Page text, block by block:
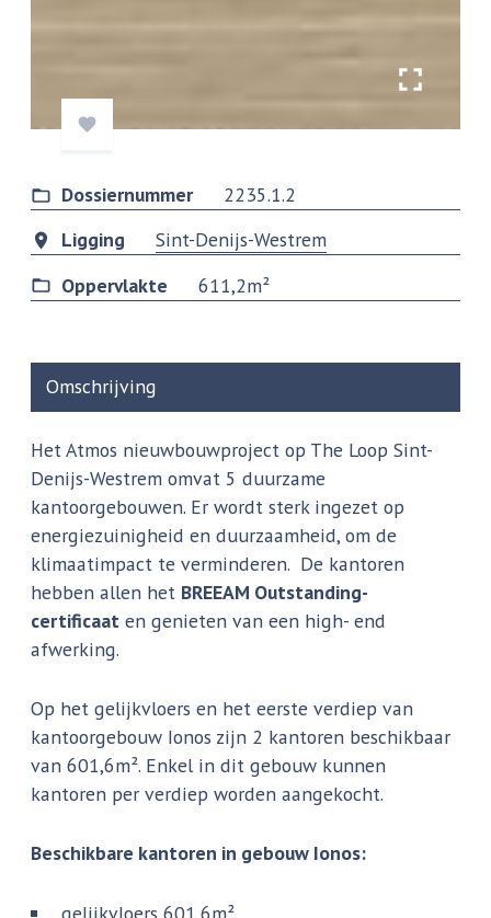
Dossiernummer
2235.1.2
Ligging
Sint-Denijs-Westrem
Oppervlakte
611,2m²
Omschrijving
Het Atmos nieuwbouwproject op The Loop Sint-
Denijs-Westrem omvat 5 duurzame
kantoorgebouwen. Er wordt sterk ingezet op
energiezuinigheid en duurzaamheid, om de
klimaatimpact te verminderen. De kantoren
hebben allen het BREEAM Outstanding-
certificaat en genieten van een high- end
afwerking.
Op het gelijkvloers en het eerste verdiep van
kantoorgebouw Ionos zijn 2 kantoren beschikbaar
van 601,6m². Enkel in dit gebouw kunnen
kantoren per verdiep worden aangekocht.
Beschikbare kantoren in gebouw Ionos:
gelijkvloers 601,6m²